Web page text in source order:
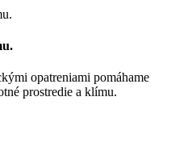
opatreniami pomáhame
prostredie a klímu.